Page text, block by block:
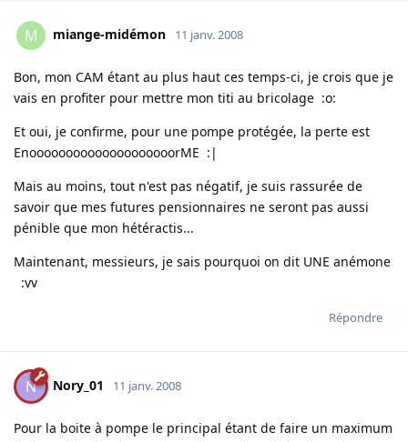
M miange-midémon 11 janv. 2008
Bon, mon CAM étant au plus haut ces temps-ci, je crois que je
vais en profiter pour mettre mon titi au bricolage :o:
Et oui, je confirme, pour une pompe protégée, la perte est
EnoooooooooooooooooooorME :|
Mais au moins, tout n'est pas négatif, je suis rassurée de
savoir que mes futures pensionnaires ne seront pas aussi
pénible que mon hétéractis...
Maintenant, messieurs, je sais pourquoi on dit UNE anémone
:vv
Répondre
N Nory_01 11 janv. 2008
Pour la boite à pompe le principal étant de faire un maximum